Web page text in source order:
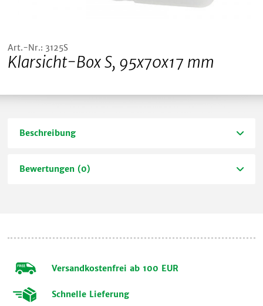
Art.-Nr.: 3125S
Klarsicht-Box S, 95x70x17 mm
Beschreibung
Bewertungen (0)
Versandkostenfrei ab 100 EUR
Schnelle Lieferung